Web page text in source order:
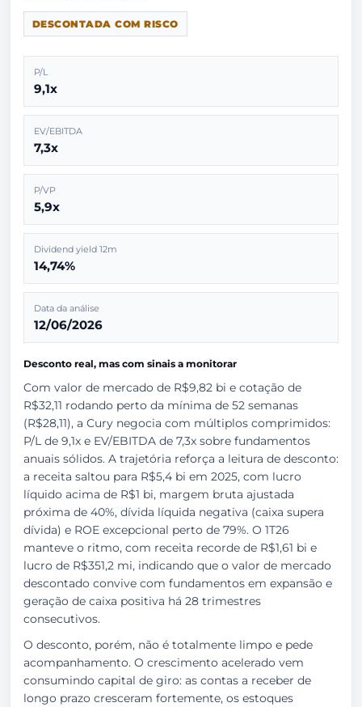
DESCONTADA COM RISCO
P/L
9,1x
EV/EBITDA
7,3x
P/VP
5,9x
Dividend yield 12m
14,74%
Data da análise
12/06/2026
Desconto real, mas com sinais a monitorar
Com valor de mercado de R$9,82 bi e cotação de
R$32,11 rodando perto da mínima de 52 semanas
(R$28,11), a Cury negocia com múltiplos comprimidos:
P/L de 9,1x e EV/EBITDA de 7,3x sobre fundamentos
anuais sólidos. A trajetória reforça a leitura de desconto:
a receita saltou para R$5,4 bi em 2025, com lucro
líquido acima de R$1 bi, margem bruta ajustada
próxima de 40%, dívida líquida negativa (caixa supera
dívida) e ROE excepcional perto de 79%. O 1T26
manteve o ritmo, com receita recorde de R$1,61 bi e
lucro de R$351,2 mi, indicando que o valor de mercado
descontado convive com fundamentos em expansão e
geração de caixa positiva há 28 trimestres
consecutivos.
O desconto, porém, não é totalmente limpo e pede
acompanhamento. O crescimento acelerado vem
consumindo capital de giro: as contas a receber de
longo prazo cresceram fortemente, os estoques